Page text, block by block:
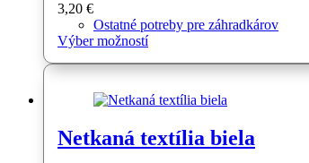
3,20 €
Ostatné potreby pre záhradkárov
Výber možnostíTento
má
variantov.
si
môžete
Netkaná textília biela